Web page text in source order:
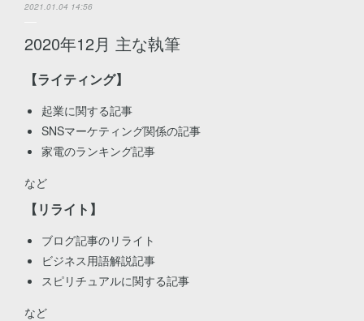
2021.01.04 14:56
2020年12月 主な執筆
【ライティング】
起業に関する記事
SNSマーケティング関係の記事
家電のランキング記事
など
【リライト】
ブログ記事のリライト
ビジネス用語解説記事
スピリチュアルに関する記事
など